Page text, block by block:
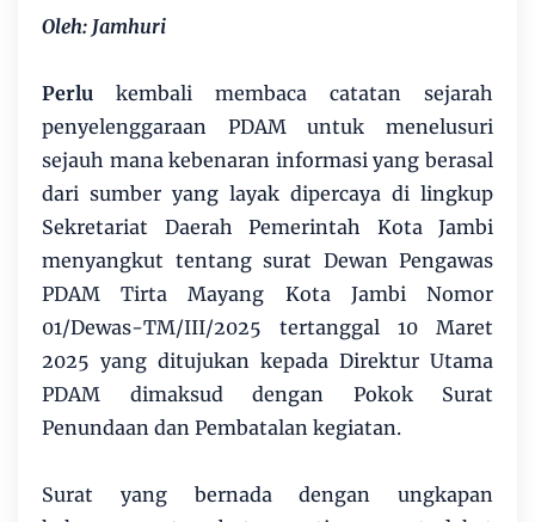
Oleh: Jamhuri
Perlu kembali membaca catatan sejarah
penyelenggaraan PDAM untuk menelusuri
sejauh mana kebenaran informasi yang berasal
dari sumber yang layak dipercaya di lingkup
Sekretariat Daerah Pemerintah Kota Jambi
menyangkut tentang surat Dewan Pengawas
PDAM Tirta Mayang Kota Jambi Nomor
01/Dewas-TM/III/2025 tertanggal 10 Maret
2025 yang ditujukan kepada Direktur Utama
PDAM dimaksud dengan Pokok Surat
Penundaan dan Pembatalan kegiatan.
Surat yang bernada dengan ungkapan